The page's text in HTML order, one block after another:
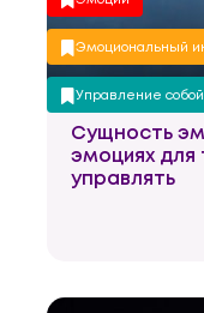
Эмоциональный
Управление собой
Сущность
эмоциях для
управлять